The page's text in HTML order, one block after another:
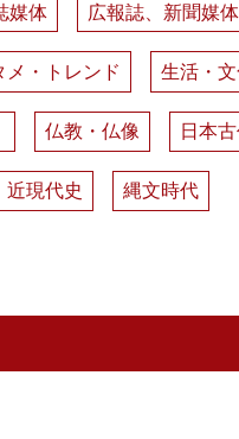
媒体 広報誌、新聞媒体
メ・トレンド 生活・
仏教・仏像 日本
近現代史 縄文時代